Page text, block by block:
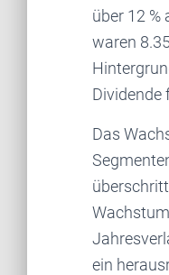
über 12 %
waren
Dividende
Das
ein